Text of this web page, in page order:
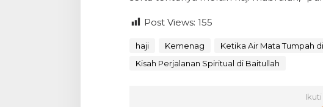
Post Views: 155
haji Kemenag
Ketika Air Mata Tumpah
Kisah Perjalanan Spiritual di Baitullah